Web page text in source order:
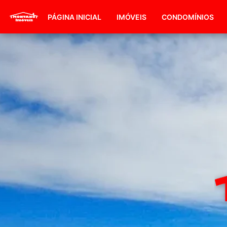
PÁGINA INICIAL IMÓVEIS CONDOMÍNIOS